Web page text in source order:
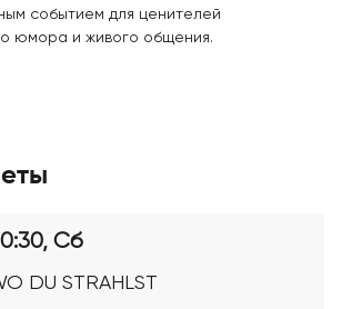
событием для ценителей
юмора и живого общения.
Сб
DU STRAHLST